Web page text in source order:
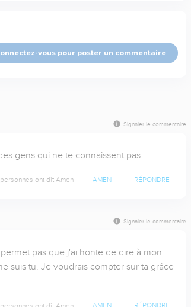
vous pour poster un commentaire
Signaler le commentaire
gens qui ne te connaissent pas
ont dit Amen AMEN RÉPONDRE
Signaler le commentaire
pas que j'ai honte de dire à mon
suis tu. Je voudrais compter sur ta grâce